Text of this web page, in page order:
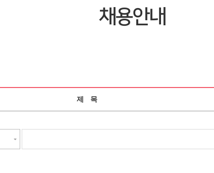
채용안내
제 목